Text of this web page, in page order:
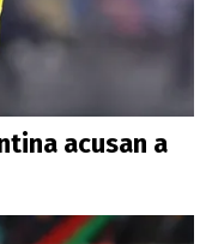
acusan a